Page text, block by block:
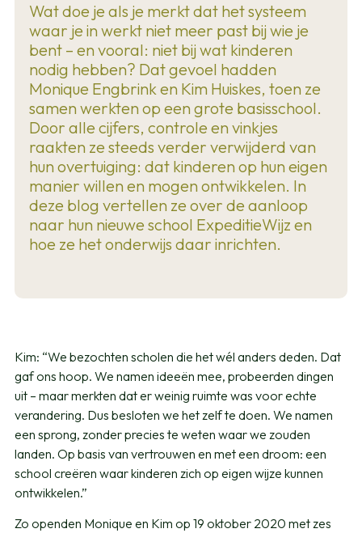
Wat doe je als je merkt dat het systeem
waar je in werkt niet meer past bij wie je
bent – en vooral: niet bij wat kinderen
nodig hebben? Dat gevoel hadden
Monique Engbrink en Kim Huiskes, toen ze
samen werkten op een grote basisschool.
Door alle cijfers, controle en vinkjes
raakten ze steeds verder verwijderd van
hun overtuiging: dat kinderen op hun eigen
manier willen en mogen ontwikkelen. In
deze blog vertellen ze over de aanloop
naar hun nieuwe school ExpeditieWijz en
hoe ze het onderwijs daar inrichten.
Kim: “We bezochten scholen die het wél anders deden. Dat
gaf ons hoop. We namen ideeën mee, probeerden dingen
uit – maar merkten dat er weinig ruimte was voor echte
verandering. Dus besloten we het zelf te doen. We namen
een sprong, zonder precies te weten waar we zouden
landen. Op basis van vertrouwen en met een droom: een
school creëren waar kinderen zich op eigen wijze kunnen
ontwikkelen.”
Zo openden Monique en Kim op 19 oktober 2020 met zes